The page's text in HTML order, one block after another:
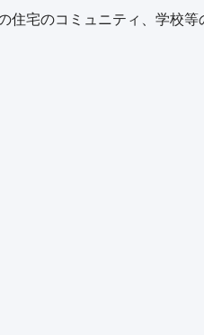
住宅のコミュニティ、学校